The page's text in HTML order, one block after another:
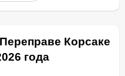
Корсаке
года